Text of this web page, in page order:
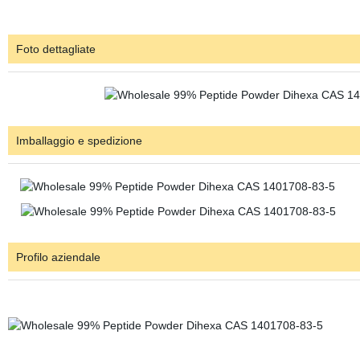
Foto dettagliate
Imballaggio e spedizione
Profilo aziendale